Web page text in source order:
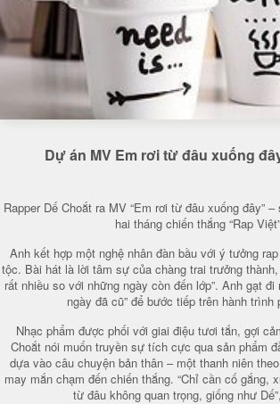
Dự án MV Em rơi từ đâu xuống
Rapper Dế Choắt ra MV “Em rơi từ đâu xuống đây”
hai tháng chiến thắng “Rap
Anh kết hợp một nghệ nhân đàn bầu với ý tưởng
tộc. Bài hát là lời tâm sự của chàng trai trưởng
rất nhiều so với những ngày còn đến lớp”. Anh gạt đi
ngày đã cũ” để bước tiếp trên hành trình
Nhạc phẩm được phối với giai điệu tươi tắn, gợi
Choắt nói muốn truyền sự tích cực qua sản phẩm
dựa vào câu chuyện bản thân – một thanh niên
may mắn chạm đến chiến thắng. “Chỉ cần cố gắng,
từ đâu không quan trọng, giống như